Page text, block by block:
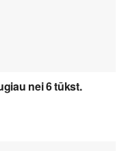
nei 6 tūkst.